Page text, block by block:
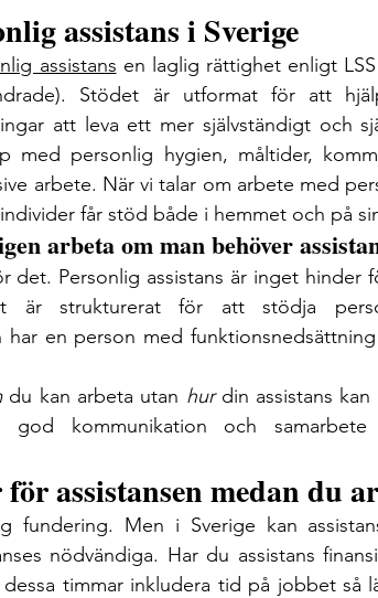
assistans i Sverige
assistans en laglig rättighet enligt
Stödet är utformat för att
att leva ett mer självständigt och
med personlig hygien, måltider,
arbete. När vi talar om arbete med
får stöd både i hemmet och på
arbeta om man behöver
det. Personlig assistans är inget hinder
är strukturerat för att stödja
har en person med
du kan arbeta utan hur din assistans kan
god kommunikation och samarbete
assistansen medan du
fundering. Men i Sverige kan
nödvändiga. Har du assistans
timmar inkludera tid på jobbet så